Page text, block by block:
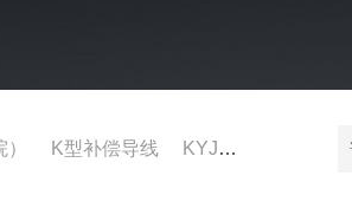
K型补偿导线 KYJV22控制电缆供应